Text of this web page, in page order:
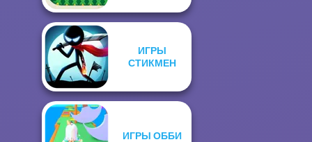
ИГРЫ
СТИКМЕН
ИГРЫ ОББИ